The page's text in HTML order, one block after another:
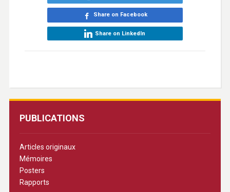
PUBLICATIONS
Articles originaux
Mémoires
Posters
Rapports
Share on Facebook
Share on LinkedIn